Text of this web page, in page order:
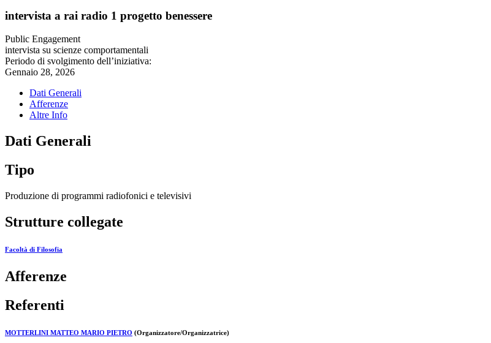
intervista a rai radio 1 progetto benessere
Public Engagement
intervista su scienze comportamentali
Periodo di svolgimento dell’iniziativa:
Gennaio 28, 2026
Dati Generali
Afferenze
Altre Info
Dati Generali
Tipo
Produzione di programmi radiofonici e televisivi
Strutture collegate
Facoltà di Filosofia
Afferenze
Referenti
MOTTERLINI MATTEO MARIO PIETRO (Organizzatore/Organizzatrice)